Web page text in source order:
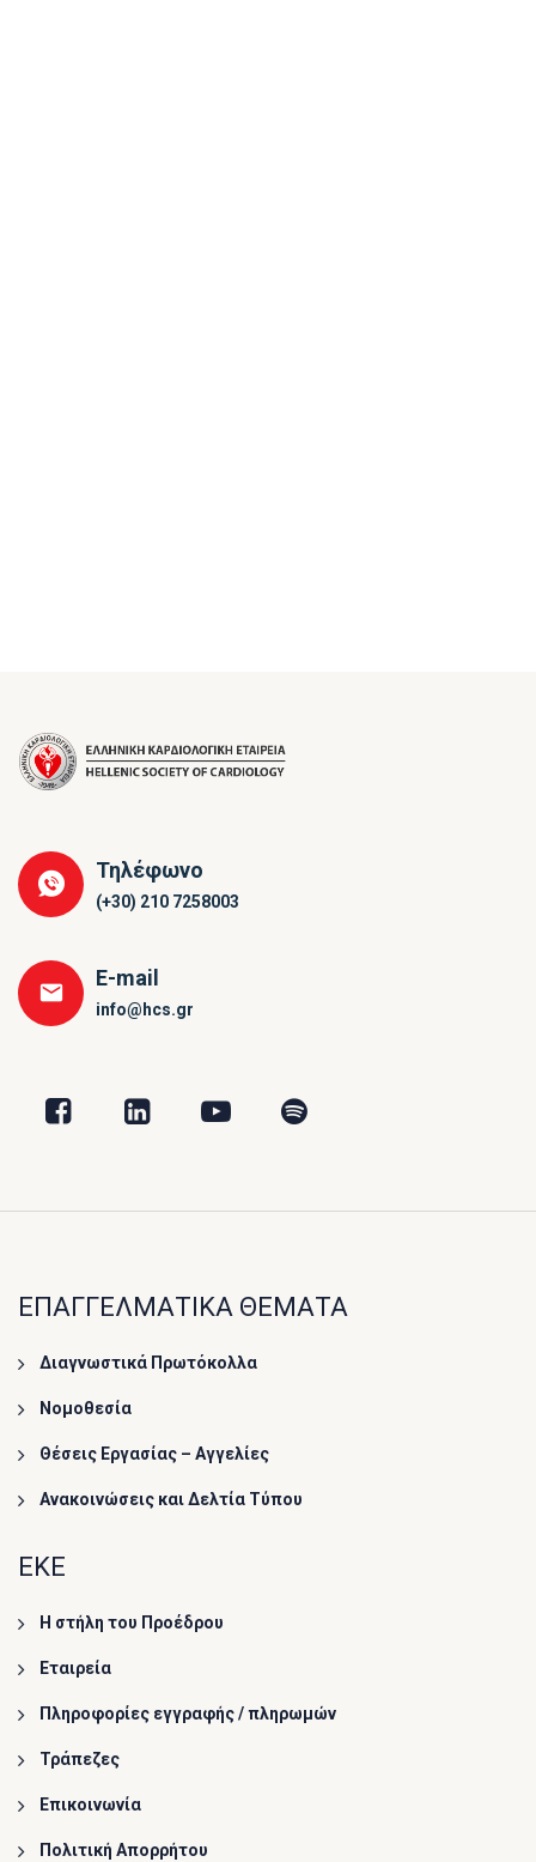
Τηλέφωνο
(+30) 210 7258003
E-mail
info@hcs.gr
ΕΠΑΓΓΕΛΜΑΤΙΚΑ ΘΕΜΑΤΑ
Διαγνωστικά Πρωτόκολλα
Νομοθεσία
Θέσεις Εργασίας – Αγγελίες
Ανακοινώσεις και Δελτία Τύπου
ΕΚΕ
Η στήλη του Προέδρου
Εταιρεία
Πληροφορίες εγγραφής / πληρωμών
Τράπεζες
Επικοινωνία
Πολιτική Απορρήτου